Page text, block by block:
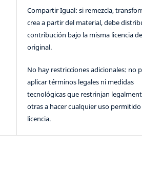
Compartir Igual: si remezcla,
crea a partir del material, debe
contribución bajo la misma licencia
original.
No hay restricciones adicionales: no
aplicar términos legales ni medidas
tecnológicas que restrinjan
otras a hacer cualquier uso
licencia.